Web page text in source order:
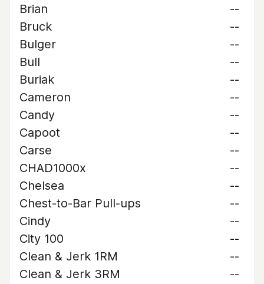
Brian
--
Bruck
--
Bulger
--
Bull
--
Buriak
--
Cameron
--
Candy
--
Capoot
--
Carse
--
CHAD1000x
--
Chelsea
--
Chest-to-Bar Pull-ups
--
Cindy
--
City 100
--
Clean & Jerk 1RM
--
Clean & Jerk 3RM
--